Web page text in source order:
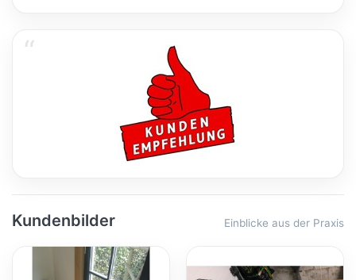
Kundenbilder Einblicke aus der Praxis